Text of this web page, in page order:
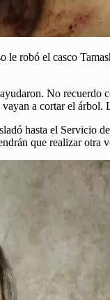
le robó el casco
No recuerdo
a cortar el
hasta el
que realizar otra